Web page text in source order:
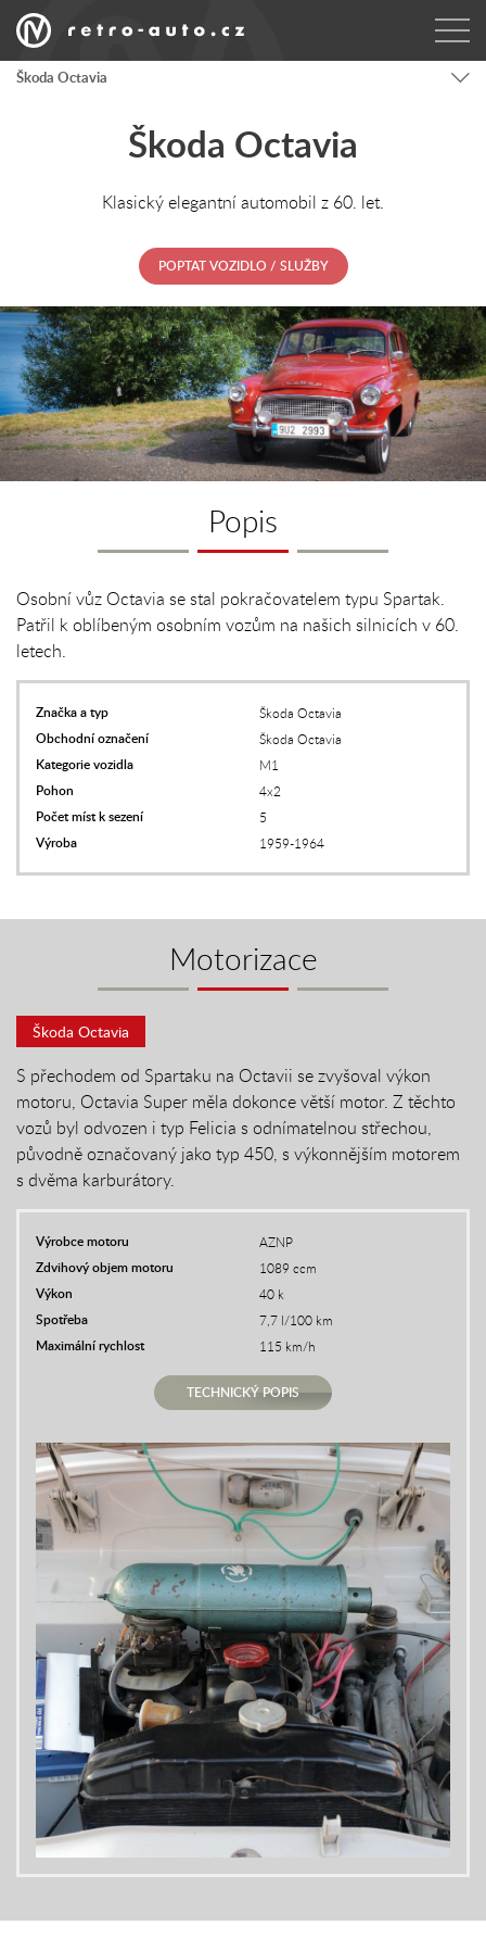
Škoda Octavia
Škoda Octavia
Klasický elegantní automobil z 60. let.
POPTAT VOZIDLO / SLUŽBY
Popis
Značka a typ Škoda Octavia
Obchodní označení Škoda Octavia
Kategorie vozidla M1
Pohon 4x2
Počet míst k sezení 5
Výroba 1959-1964
Osobní vůz Octavia se stal pokračovatelem typu Spartak.
Patřil k oblíbeným osobním vozům na našich silnicích v 60.
letech.
Motorizace
Výrobce motoru AZNP
Zdvihový objem motoru 1089 ccm
Výkon 40 k
Spotřeba 7,7 l/100 km
Maximální rychlost 115 km/h
TECHNICKÝ POPIS
Škoda Octavia
S přechodem od Spartaku na Octavii se zvyšoval výkon
motoru, Octavia Super měla dokonce větší motor. Z těchto
vozů byl odvozen i typ Felicia s odnímatelnou střechou,
původně označovaný jako typ 450, s výkonnějším motorem
s dvěma karburátory.